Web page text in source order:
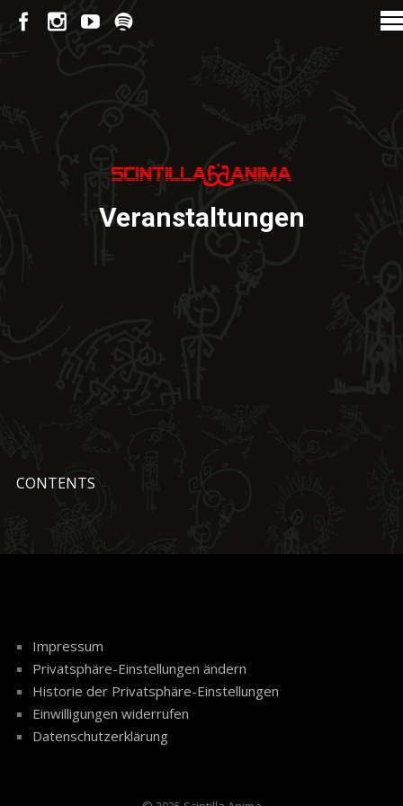
Veranstaltungen
CONTENTS
Impressum
Privatsphäre-Einstellungen ändern
Historie der Privatsphäre-Einstellungen
Einwilligungen widerrufen
Datenschutzerklärung